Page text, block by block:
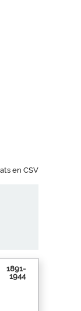
en CSV
1891-
1944